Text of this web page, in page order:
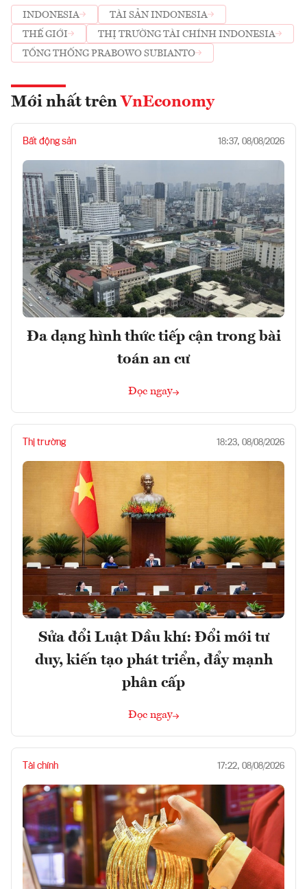
INDONESIA
TÀI SẢN INDONESIA
THẾ GIỚI
THỊ TRƯỜNG TÀI CHÍNH INDONESIA
TỔNG THỐNG PRABOWO SUBIANTO
Mới nhất trên VnEconomy
Bất động sản 18:37, 08/08/2026
Đa dạng hình thức tiếp cận trong bài
toán an cư
Đọc ngay
Thị trường 18:23, 08/08/2026
Sửa đổi Luật Dầu khí: Đổi mới tư
duy, kiến tạo phát triển, đẩy mạnh
phân cấp
Đọc ngay
Tài chính 17:22, 08/08/2026